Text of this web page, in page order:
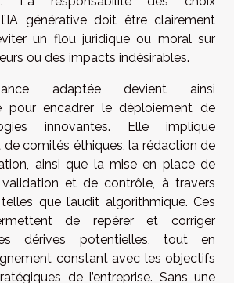
générative doit être clairement
un flou juridique ou moral sur
ou des impacts indésirables.
adaptée devient ainsi
pour encadrer le déploiement de
innovantes. Elle implique
de comités éthiques, la rédaction de
ainsi que la mise en place de
et de contrôle, à travers
que l’audit algorithmique. Ces
de repérer et corriger
dérives potentielles, tout en
constant avec les objectifs
de l’entreprise. Sans une